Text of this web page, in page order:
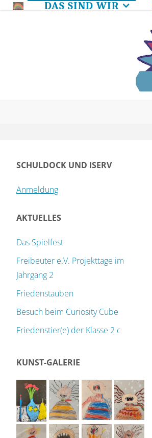
Skip
DAS SIND WIR
SCHULDOCK UND ISERV
Anmeldung
AKTUELLES
Das Spielfest
Freibeuter e.V. Projekttage im
Jahrgang 2
Friedenstauben
Besuch beim Curiosity Cube
Friedenstier(e) der Klasse 2 c
KUNST-GALERIE